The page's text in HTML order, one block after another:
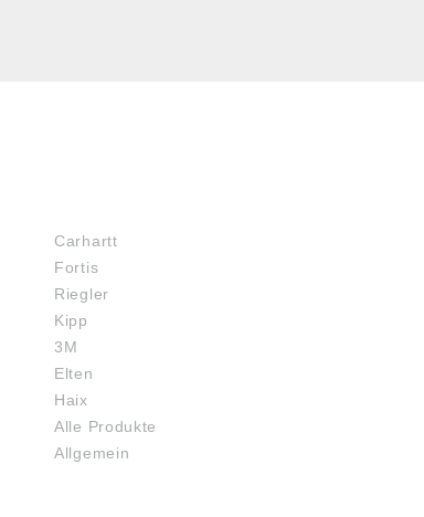
Carhartt
Fortis
Riegler
Kipp
3M
Elten
Haix
Alle Produkte
Allgemein